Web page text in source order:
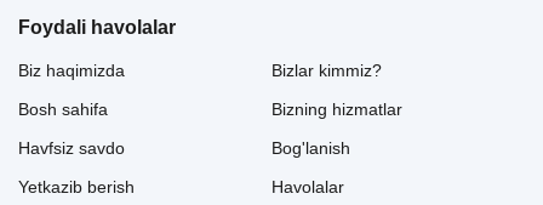
Foydali havolalar
Biz haqimizda
Bosh sahifa
Havfsiz savdo
Yetkazib berish
Bizlar kimmiz?
Bizning hizmatlar
Bog'lanish
Havolalar